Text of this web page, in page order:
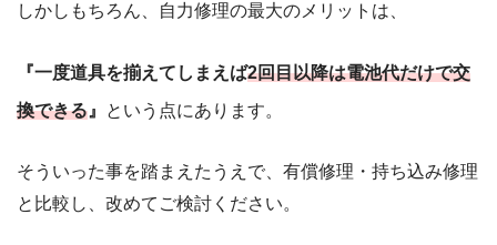
しかしもちろん、自力修理の最大のメリットは、
『一度道具を揃えてしまえば2回目以降は電池代だけで交
換できる』 という点にあります。
そういった事を踏まえたうえで、有償修理・持ち込み修理
と比較し、改めてご検討ください。